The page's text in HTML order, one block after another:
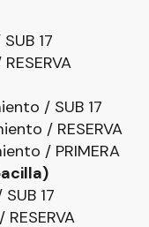
17
/ SUB 17
/ RESERVA
/ PRIMERA
17